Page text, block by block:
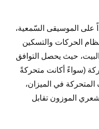
على الموسيقى السّمعية،
الحركات والتسكين
حيث يحصل التوافق
(سواءً أكانت متحركةً
في الميزان،
الموزون تقابل